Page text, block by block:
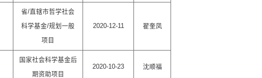
省/直辖市哲学社会
科学基金/规划一般
项目
2020-12-11 翟奎凤
国家社会科学基金后
期资助项目
2020-10-23 沈顺福